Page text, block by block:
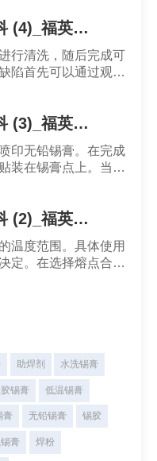
的风险。
无铅锡膏的基础知识百科 (4)_福英达焊锡膏
行清洗，随后完成可
陷首先可以通过观察
无铅锡膏的基础知识百科 (3)_福英达焊锡膏
印无铅锡膏。在完成
装在锡膏点上。当所
无铅锡膏的基础知识百科 (2)_福英达焊锡膏
温度范围。具体使用
定。在选择熔点合适
盘上。
助焊剂 水洗锡膏
胶锡膏 低温锡膏
膏 无铅锡膏 锡胶
膏 焊粉